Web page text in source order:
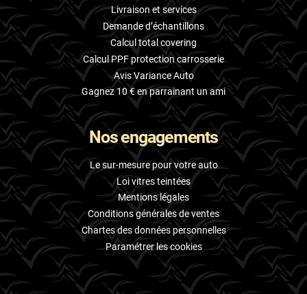
Livraison et services
Demande d’échantillons
Calcul total covering
Calcul PPF protection carrosserie
Avis Variance Auto
Gagnez 10 € en parrainant un ami
Nos engagements
Le sur-mesure pour votre auto
Loi vitres teintées
Mentions légales
Conditions générales de ventes
Chartes des données personnelles
Paramétrer les cookies